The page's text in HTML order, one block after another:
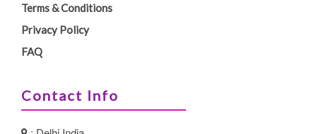
Terms & Conditions
Privacy Policy
FAQ
Contact Info